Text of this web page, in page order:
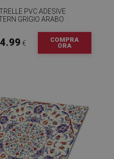
PVC ADESIVE
GRIGIO ARABO
€
COMPRA
ORA